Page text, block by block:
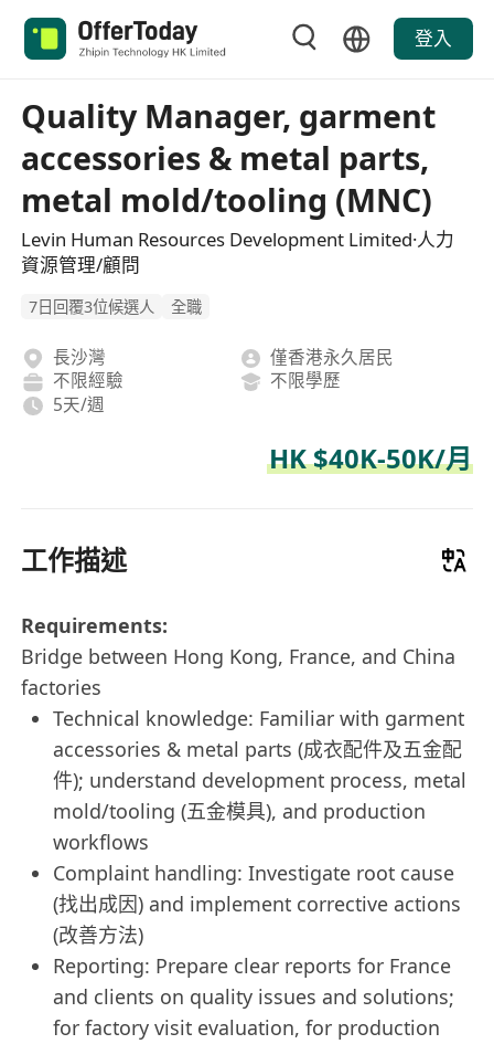
登入
Quality Manager, garment
accessories & metal parts,
metal mold/tooling (MNC)
Levin Human Resources Development Limited·人力
資源管理/顧問
7日回覆3位候選人 全職
長沙灣
僅香港永久居民
不限經驗
不限學歷
5天/週
HK $40K-50K/月
工作描述
Requirements:
Bridge between Hong Kong, France, and China
factories
Technical knowledge: Familiar with garment
accessories & metal parts (成衣配件及五金配
件); understand development process, metal
mold/tooling (五金模具), and production
workflows
Complaint handling: Investigate root cause
(找出成因) and implement corrective actions
(改善方法)
Reporting: Prepare clear reports for France
and clients on quality issues and solutions;
for factory visit evaluation, for production